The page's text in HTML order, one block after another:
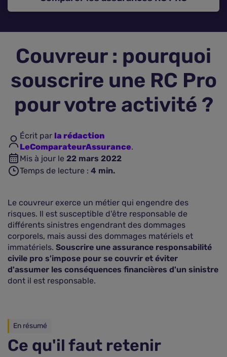
Plus d'assurances
Couvreur : pourquoi
souscrire une RC Pro
pour votre activité ?
Écrit par la rédaction
LeComparateurAssurance.
Mis à jour le 22 mars 2022
Temps de lecture : 4 min.
Le couvreur exerce un métier qui engendre des
risques. Il est susceptible d'être responsable de
différents sinistres engendrant des dommages
corporels, mais aussi des dommages matériels et
immatériels. Souscrire une assurance responsabilité
civile pro s'impose pour se couvrir et éviter
d'assumer les conséquences financières d'un sinistre
dont il est responsable.
En résumé
Ce qu'il faut retenir